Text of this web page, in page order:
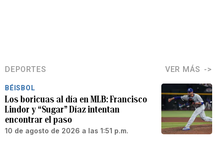
DEPORTES VER MÁS
BÉISBOL
Los boricuas al día en MLB: Francisco
Lindor y “Sugar” Díaz intentan
encontrar el paso
10 de agosto de 2026 a las 1:51 p.m.